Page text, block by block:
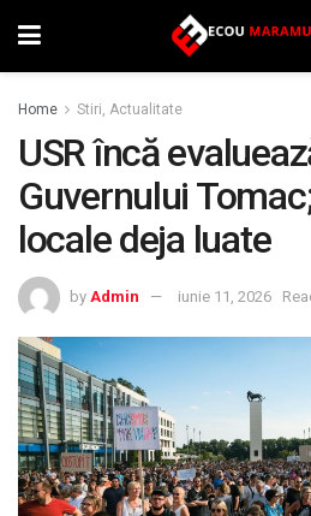
Home Stiri, Actualitate
USR încă
Guvernului
locale deja luate
by Admin iunie 11, 2026